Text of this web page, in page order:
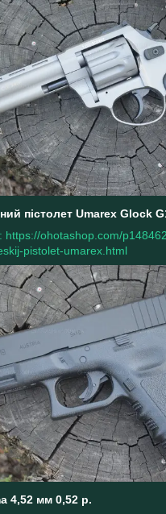
пістолет Umarex Glock
https://ohotashop.com/
pistolet-umarex.html
4,52 мм 0,52 р.